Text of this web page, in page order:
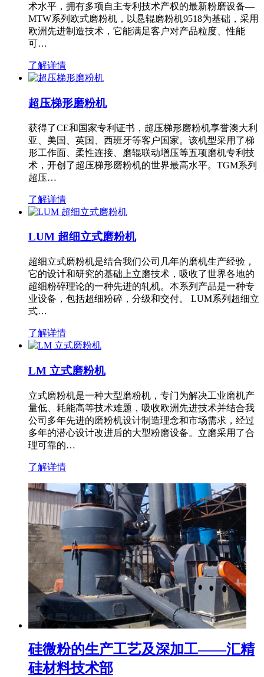
术水平，拥有多项自主专利技术产权的最新粉磨设备—
MTW系列欧式磨粉机，以悬辊磨粉机9518为基础，采用
欧洲先进制造技术，它能满足客户对产品粒度、性能
可…
了解详情
超压梯形磨粉机
获得了CE和国家专利证书，超压梯形磨粉机享誉澳大利
亚、美国、英国、西班牙等客户国家。该机型采用了梯
形工作面、柔性连接、磨辊联动增压等五项磨机专利技
术，开创了超压梯形磨粉机的世界最高水平。TGM系列
超压…
了解详情
LUM 超细立式磨粉机
超细立式磨粉机是结合我们公司几年的磨机生产经验，
它的设计和研究的基础上立磨技术，吸收了世界各地的
超细粉碎理论的一种先进的轧机。本系列产品是一种专
业设备，包括超细粉碎，分级和交付。 LUM系列超细立
式…
了解详情
LM 立式磨粉机
立式磨粉机是一种大型磨粉机，专门为解决工业磨机产
量低、耗能高等技术难题，吸收欧洲先进技术并结合我
公司多年先进的磨粉机设计制造理念和市场需求，经过
多年的潜心设计改进后的大型粉磨设备。立磨采用了合
理可靠的…
了解详情
硅微粉的生产工艺及深加工——汇精
硅材料技术部